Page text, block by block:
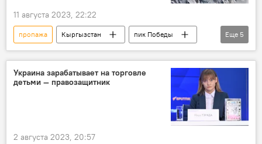
11 августа 2023, 22:22
пропажа Кыргызстан
пик Победы
туристы
альпинист
МЧС
Еще 5
Украина зарабатывает на торговле
детьми — правозащитник
2 августа 2023, 20:57